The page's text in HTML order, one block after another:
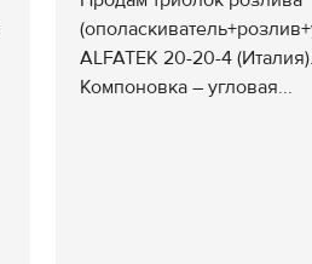
ALFATEK 20-20-4
Компоновка – угловая...